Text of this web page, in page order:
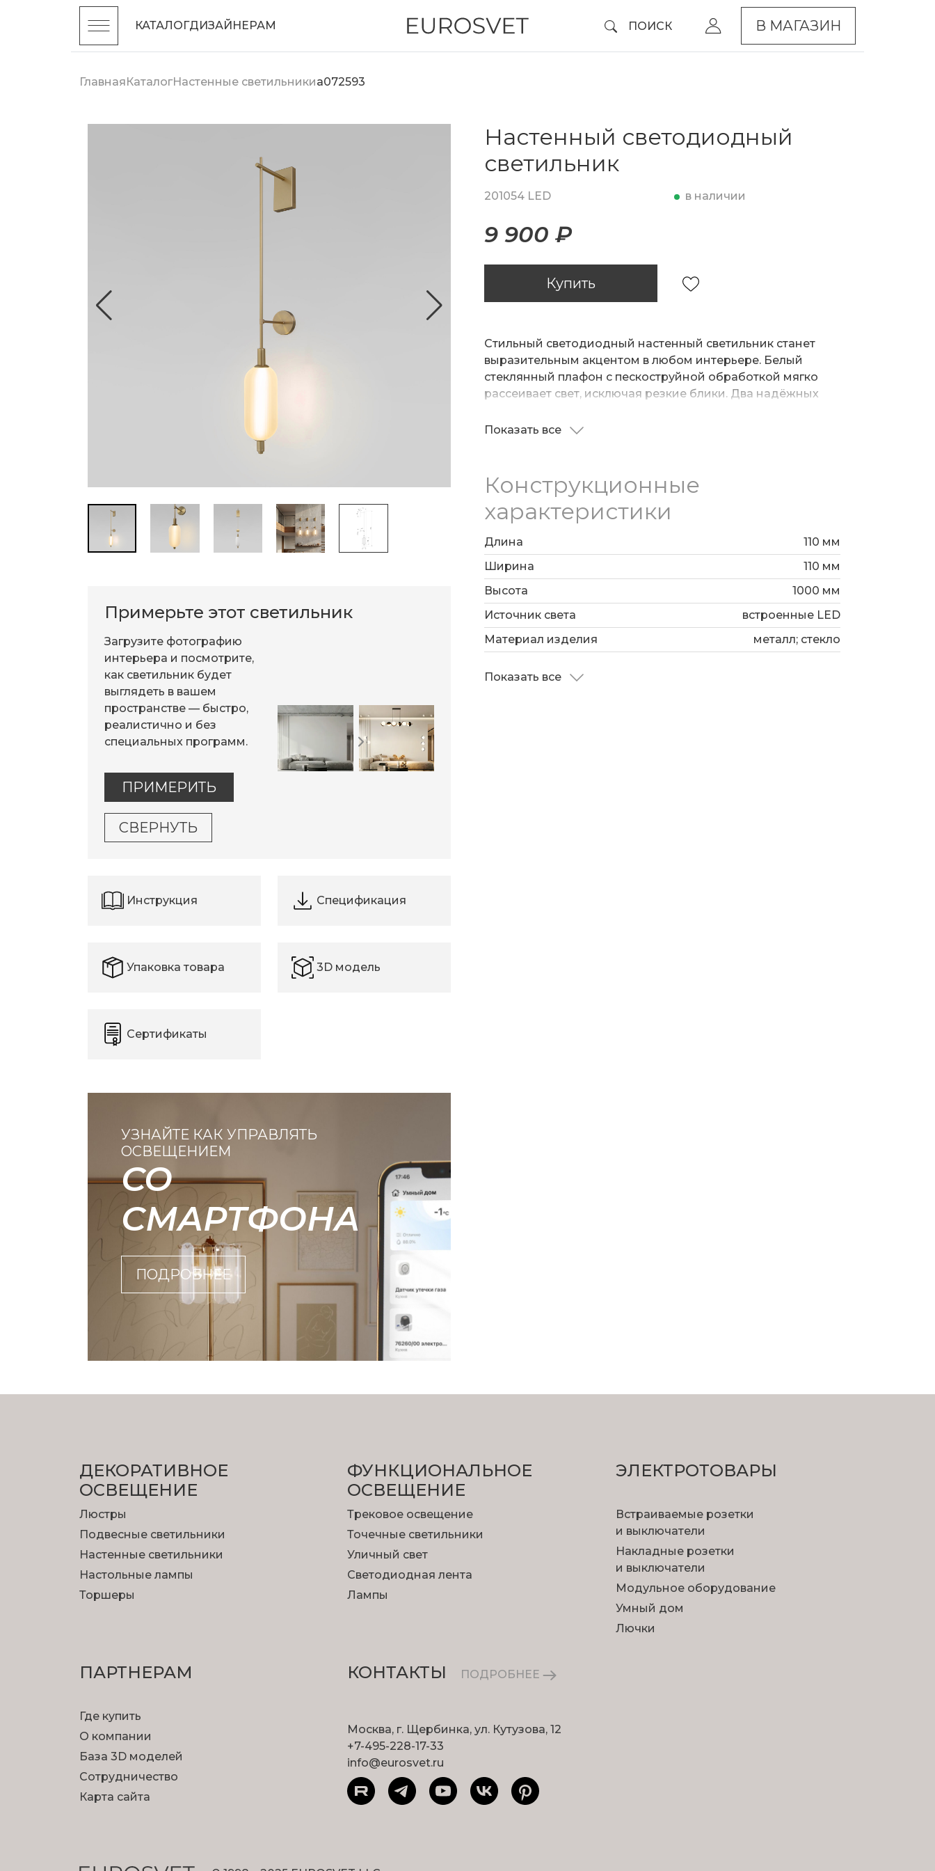
КАТАЛОГДИЗАЙНЕРАМ ПОИСК В МАГАЗИН
ГлавнаяКаталогНастенные светильникиa072593
Примерьте этот светильник
Загрузите фотографию
интерьера и посмотрите,
как светильник будет
выглядеть в вашем
пространстве — быстро,
реалистично и без
специальных программ.
ПРИМЕРИТЬ
СВЕРНУТЬ
Инструкция Спецификация
Упаковка товара 3D модель
Сертификаты
УЗНАЙТЕ КАК УПРАВЛЯТЬ
ОСВЕЩЕНИЕМ
СО
СМАРТФОНА
ПОДРОБНЕЕ
Настенный светодиодный
светильник
201054 LED в наличии
9 900 ₽
Купить
Стильный светодиодный настенный светильник станет
выразительным акцентом в любом интерьере. Белый
стеклянный плафон с пескоструйной обработкой мягко
рассеивает свет, исключая резкие блики. Два надёжных
спокойствие и уют. Светодиоды дарят ровный, уютный свет
прихожей.
Показать все
Конструкционные
характеристики
Длина
110 мм
Ширина
110 мм
Высота
1000 мм
Источник света
встроенные LED
Материал изделия
металл; стекло
Показать все
ДЕКОРАТИВНОЕ
ОСВЕЩЕНИЕ
Люстры
Подвесные светильники
Настенные светильники
Настольные лампы
Торшеры
ФУНКЦИОНА­ЛЬНОЕ
ОСВЕЩЕНИЕ
Трековое освещение
Точечные светильники
Уличный свет
Светодиодная лента
Лампы
ЭЛЕКТРОТОВАРЫ
Встраиваемые розетки
и выключатели
Накладные розетки
и выключатели
Модульное оборудование
Умный дом
Лючки
ПАРТНЕРАМ
Где купить
О компании
База 3D моделей
Сотрудничество
Карта сайта
КОНТАКТЫ ПОДРОБНЕЕ
Москва, г. Щербинка, ул. Кутузова, 12
+7-495-228-17-33
info@eurosvet.ru